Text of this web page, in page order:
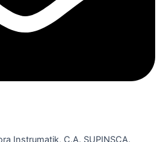
Instrumatik, C.A. SUPINSCA.